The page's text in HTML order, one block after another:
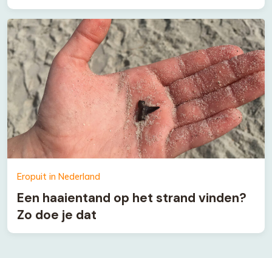
Eropuit in Nederland
Een haaientand op het strand vinden?
Zo doe je dat